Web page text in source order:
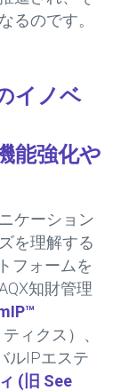
るのです。
イノベ
能強化や
ケーション
を理解する
フォームを
知財管理
ィクス）、
ルIPエステ
(旧 See